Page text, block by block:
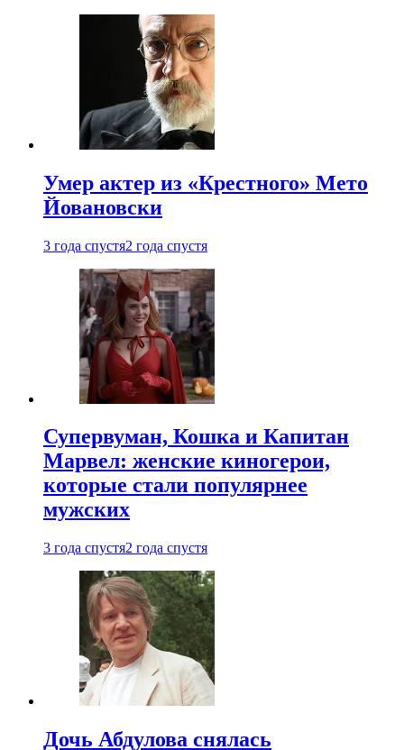
Умер актер из «Крестного» Мето
Йовановски
3 года спустя2 года спустя
Супервуман, Кошка и Капитан
Марвел: женские киногерои,
которые стали популярнее
мужских
3 года спустя2 года спустя
Дочь Абдулова снялась